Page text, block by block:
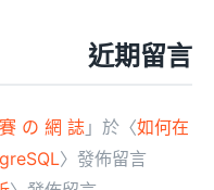
近期留言
の 網 誌」於〈如何在
〉發佈留言